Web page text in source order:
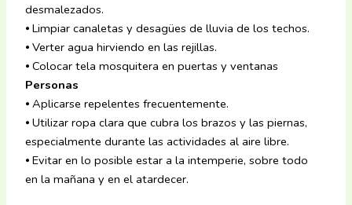
desmalezados.
⦁ Limpiar canaletas y desagües de lluvia de los techos.
⦁ Verter agua hirviendo en las rejillas.
⦁ Colocar tela mosquitera en puertas y ventanas
Personas
⦁ Aplicarse repelentes frecuentemente.
⦁ Utilizar ropa clara que cubra los brazos y las piernas,
especialmente durante las actividades al aire libre.
⦁ Evitar en lo posible estar a la intemperie, sobre todo
en la mañana y en el atardecer.